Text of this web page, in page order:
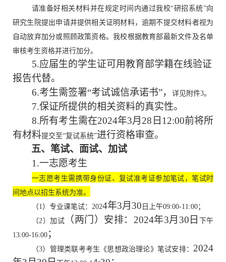
请准备好相关材料并在规定时间内通过我校“研招系统”向
研究生院提出申请并提供相关证明材料，逾期不提交材料者视为
自动放弃加分或照顾政策资格。我校根据教育部最新文件及名单
审核考生资格并进行加分。
5.应届生的学生证可用教育部学籍在线验证
报告代替。
6.考生需签署“考试诚信承诺书”，
详见附件3。
7.保证所提供的相关资料的真实性。
8.所有考生需在2024年3月 28 日 12:00前将所
有材料提交至“复试系统”进行资格审查。
五、笔试、面试、加试
1.一志愿考生
一志愿考生需携带身份证、复试准考证参加笔试，笔试时
间地点以招生系统为准。
（1）专业课笔试：2024年3月 30 日上午09:00-11:00；
（2）加试 （ 两门 ） 安排： 2024年3月 30 日
下午
13:00-16:00 ；
（3）管理类联考考生《思想政治理论》笔试安排：2024